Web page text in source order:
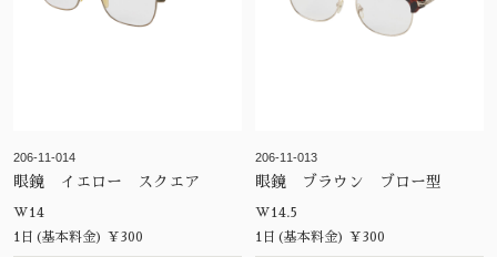
206-11-014
眼鏡 イエロー スクエア
W14
1日(基本料金) ¥300
206-11-013
眼鏡 ブラウン ブロー型
W14.5
1日(基本料金) ¥300